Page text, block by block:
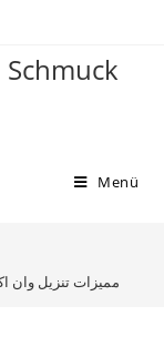
Menü
مميزات تنزيل وان